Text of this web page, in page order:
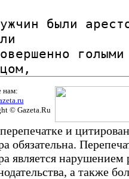
нам:
© Gazeta.Ru
и
обязательна.
является
а также